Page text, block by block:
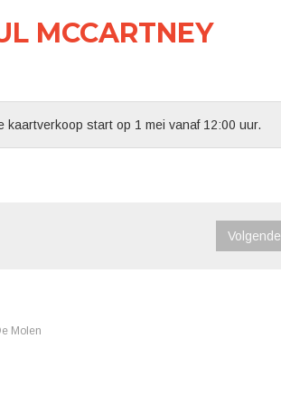
MCCARTNEY
start op 1 mei vanaf 12:00 uur.
Volgende
Molen